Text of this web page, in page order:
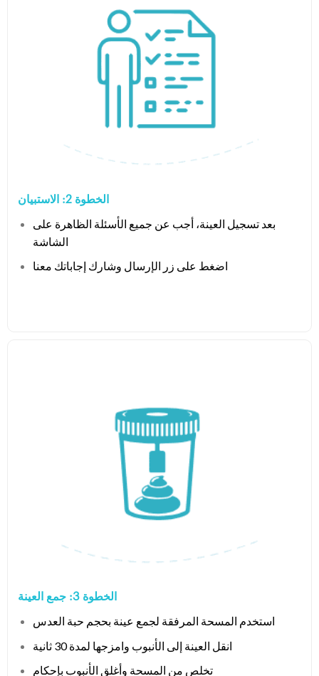
الخطوة 2: الاستبيان
بعد تسجيل العينة، أجب عن جميع الأسئلة الظاهرة على
الشاشة
اضغط على زر الإرسال وشارك إجاباتك معنا
الخطوة 3: جمع العينة
استخدم المسحة المرفقة لجمع عينة بحجم حبة العدس
انقل العينة إلى الأنبوب وامزجها لمدة 30 ثانية
تخلص من المسحة وأغلق الأنبوب بإحكام